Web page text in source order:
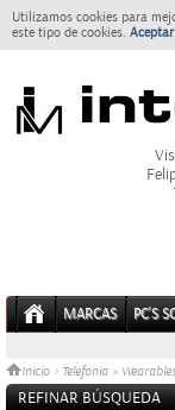
Utilizamos cookies para
este tipo de cookies. Aceptar
MARCAS PC'S
Inicio > Telefonia » Wearables
REFINAR BÚSQUEDA